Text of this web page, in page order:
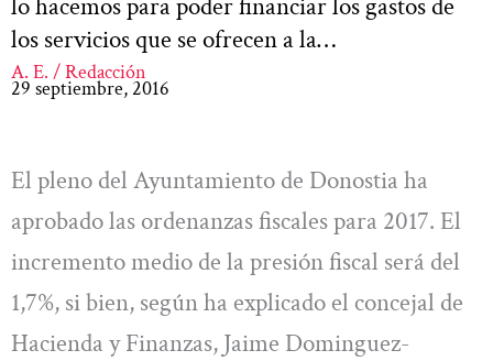
los servicios que se ofrecen a la…
A. E. / Redacción
29 septiembre, 2016
El pleno del Ayuntamiento de Donostia ha
aprobado las ordenanzas fiscales para 2017. El
incremento medio de la presión fiscal será del
1,7%, si bien, según ha explicado el concejal de
Hacienda y Finanzas, Jaime Dominguez-